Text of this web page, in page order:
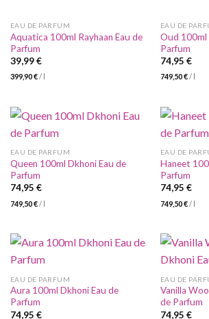
EAU DE PARFUM
Aquatica 100ml Rayhaan Eau de
Parfum
39,99€
399,90€/
EAU DE
Oud 100ml
Parfum
74,95 €
749,50€/
EAU DE PARFUM
Queen 100ml Dkhoni Eau de
Parfum
74,95 €
749,50€/ l
EAU DE
Haneet
Parfum
74,95 €
749,50€/ l
EAU DE PARFUM
Aura 100ml Dkhoni Eau de
Parfum
74,95 €
EAU DE
Vanilla
de Parfum
74,95 €